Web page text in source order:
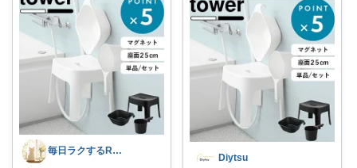
毎日ラクするROOM
Diytsu